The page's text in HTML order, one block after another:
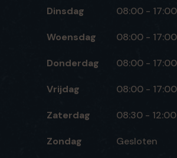
Dinsdag 08:00 - 17:00
Woensdag 08:00 - 17:00
Donderdag 08:00 - 17:00
Vrijdag 08:00 - 17:00
Zaterdag 08:30 - 12:00
Zondag Gesloten